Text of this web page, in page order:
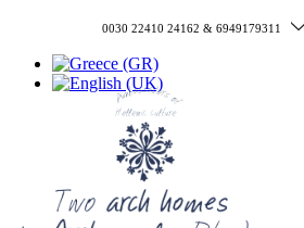
0030 22410 24162 & 6949179311